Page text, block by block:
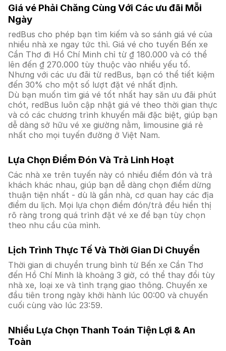
Giá vé Phải Chăng Cùng Với Các ưu đãi Mỗi
Ngày
redBus cho phép bạn tìm kiếm và so sánh giá vé của
nhiều nhà xe ngay tức thì. Giá vé cho tuyến Bến xe
Cần Thơ đi Hồ Chí Minh chỉ từ ₫ 180.000 và có thể
lên đến ₫ 270.000 tùy thuộc vào nhiều yếu tố.
Nhưng với các ưu đãi từ redBus, bạn có thể tiết kiệm
đến 30% cho một số lượt đặt vé nhất định.
Dù bạn muốn tìm giá vé tốt nhất hay săn ưu đãi phút
chót, redBus luôn cập nhật giá vé theo thời gian thực
và có các chương trình khuyến mãi đặc biệt, giúp bạn
dễ dàng sở hữu vé xe giường nằm, limousine giá rẻ
nhất cho mọi tuyến đường ở Việt Nam.
Lựa Chọn Điểm Đón Và Trả Linh Hoạt
Các nhà xe trên tuyến này có nhiều điểm đón và trả
khách khác nhau, giúp bạn dễ dàng chọn điểm dừng
thuận tiện nhất - dù là gần nhà, cơ quan hay các địa
điểm du lịch. Mọi lựa chọn điểm đón/trả đều hiển thị
rõ ràng trong quá trình đặt vé xe để bạn tùy chọn
theo nhu cầu của mình.
Lịch Trình Thực Tế Và Thời Gian Di Chuyển
Thời gian di chuyển trung bình từ Bến xe Cần Thơ
đến Hồ Chí Minh là khoảng 3 giờ, có thể thay đổi tùy
nhà xe, loại xe và tình trạng giao thông. Chuyến xe
đầu tiên trong ngày khởi hành lúc 00:00 và chuyến
cuối cùng vào lúc 23:59.
Nhiều Lựa Chọn Thanh Toán Tiện Lợi & An
Toàn